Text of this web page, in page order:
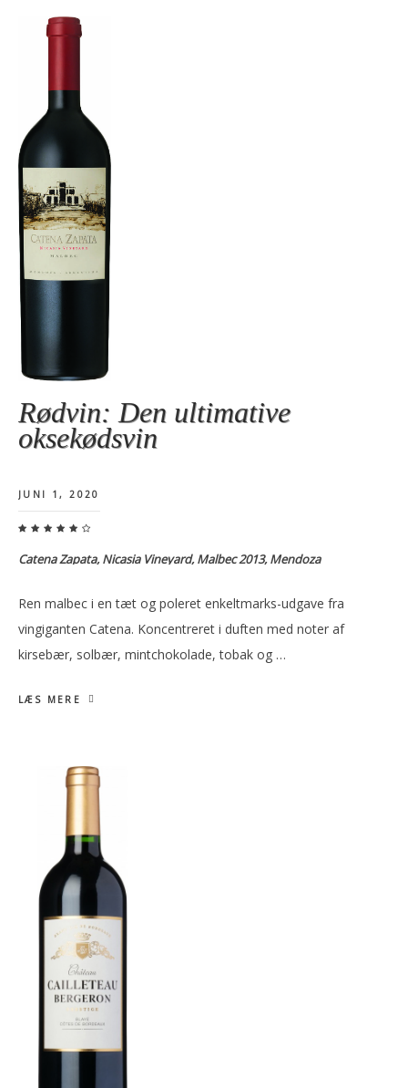
Rødvin: Den ultimative
oksekødsvin
JUNI 1, 2020
Catena Zapata, Nicasia Vineyard, Malbec 2013, Mendoza
Ren malbec i en tæt og poleret enkeltmarks-udgave fra
vingiganten Catena. Koncentreret i duften med noter af
kirsebær, solbær, mintchokolade, tobak og …
LÆS MERE